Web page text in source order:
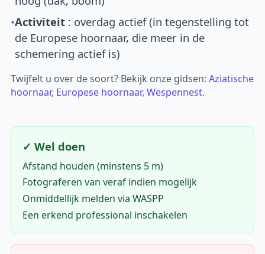
•Activiteit : overdag actief (in tegenstelling tot
de Europese hoornaar, die meer in de
schemering actief is)
Twijfelt u over de soort? Bekijk onze gidsen:Aziatische
hoornaar, Europese hoornaar,Wespennest.
✓ Wel doen
Afstand houden (minstens 5 m)
Fotograferen van veraf indien mogelijk
Onmiddellijk melden via WASPP
Een erkend professional inschakelen